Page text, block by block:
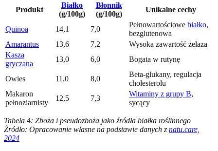
Produkt
Białko
(g/100g)
Błonnik
(g/100g)
Unikalne cechy
Quinoa 14,1 7,0
Pełnowartościowe białko,
bezglutenowa
Amarantus
13,6 7,2
Wysoka zawartość żelaza
Kasza
gryczana
13,0 6,0 Bogata w rutynę
Owies 11,0 8,0
Beta-glukany, regulacja
cholesterolu
Makaron
pełnoziarnisty
12,5 7,3
Witaminy z grupy B,
sycący
Tabela 4: Zboża i pseudozboża jako źródła białka roślinnego
Źródło: Opracowanie własne na podstawie danych z natu.care,
2024